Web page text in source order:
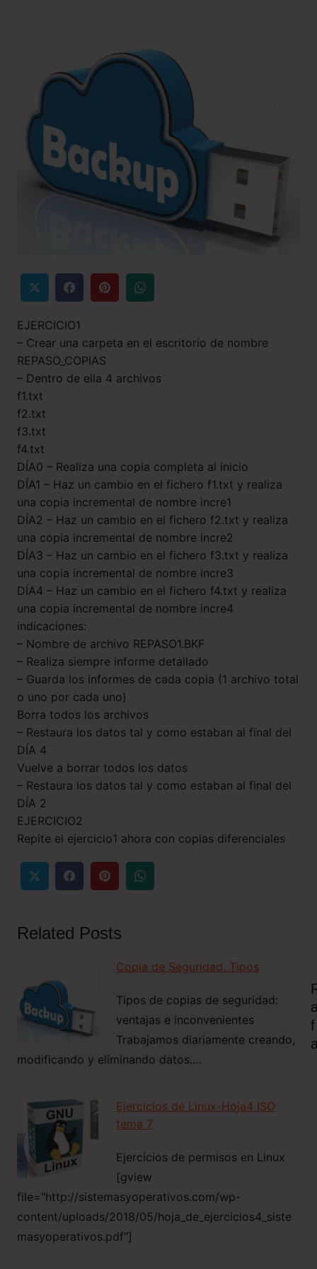
EJERCICIO1
– Crear una carpeta en el escritorio de nombre
REPASO_COPIAS
– Dentro de ella 4 archivos
f1.txt
f2.txt
f3.txt
f4.txt
DÍA0 – Realiza una copia completa al inicio
DÍA1 – Haz un cambio en el fichero f1.txt y realiza
una copia incremental de nombre incre1
DÍA2 – Haz un cambio en el fichero f2.txt y realiza
una copia incremental de nombre incre2
DÍA3 – Haz un cambio en el fichero f3.txt y realiza
una copia incremental de nombre incre3
DÍA4 – Haz un cambio en el fichero f4.txt y realiza
una copia incremental de nombre incre4
indicaciones:
– Nombre de archivo REPASO1.BKF
– Realiza siempre informe detallado
– Guarda los informes de cada copia (1 archivo total
o uno por cada uno)
Borra todos los archivos
– Restaura los datos tal y como estaban al final del
DÍA 4
Vuelve a borrar todos los datos
– Restaura los datos tal y como estaban al final del
DÍA 2
EJERCICIO2
Repite el ejercicio1 ahora con copias diferenciales
Related Posts
Copia de Seguridad. Tipos
Tipos de copias de seguridad:
ventajas e inconvenientes
Trabajamos diariamente creando,
modificando y eliminando datos.…
Ejercicios de Linux-Hoja4 ISO
tema 7
Ejercicios de permisos en Linux
[gview
file="http://sistemasyoperativos.com/wp-
content/uploads/2018/05/hoja_de_ejercicios4_siste
masyoperativos.pdf"]
F
Navegación
de
entradas